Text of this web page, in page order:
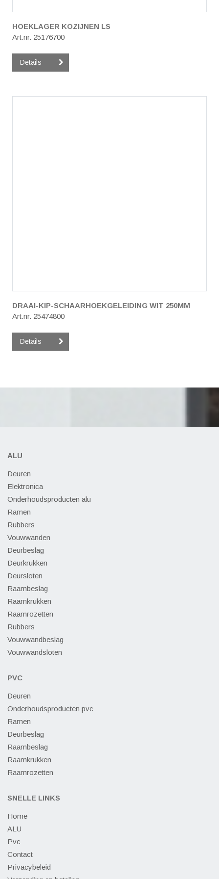
HOEKLAGER KOZIJNEN LS
Art.nr. 25176700
Details
DRAAI-KIP-SCHAARHOEKGELEIDING WIT 250MM
Art.nr. 25474800
Details
ALU
Deuren
Elektronica
Onderhoudsproducten alu
Ramen
Rubbers
Vouwwanden
Deurbeslag
Deurkrukken
Deursloten
Raambeslag
Raamkrukken
Raamrozetten
Rubbers
Vouwwandbeslag
Vouwwandsloten
PVC
Deuren
Onderhoudsproducten pvc
Ramen
Deurbeslag
Raambeslag
Raamkrukken
Raamrozetten
SNELLE LINKS
Home
ALU
Pvc
Contact
Privacybeleid